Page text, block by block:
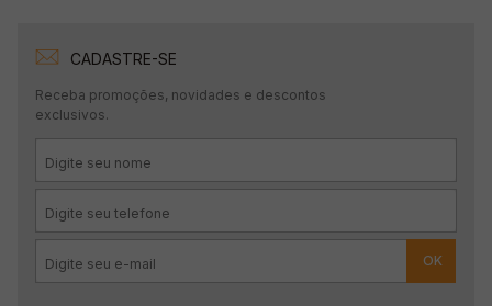
CADASTRE-SE
Receba promoções, novidades e descontos
exclusivos.
OK